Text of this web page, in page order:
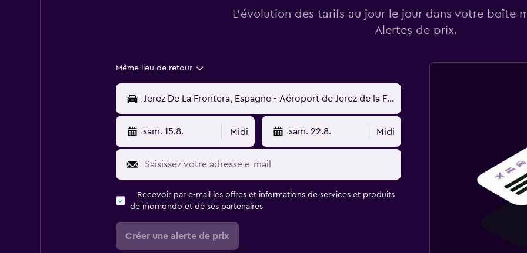
L’évolution des tarifs au jour le jour dans votre boîte
Alertes de prix.
Même lieu de retour
sam. 15.8. Midi sam. 22.8. Midi
Recevoir par e-mail les offres et informations de services et produits
de momondo et de ses partenaires
Créer une alerte de prix